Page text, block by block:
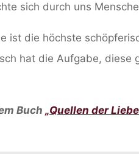
sich durch uns
ist die höchste
hat die Aufgabe,
Buch „Quellen der